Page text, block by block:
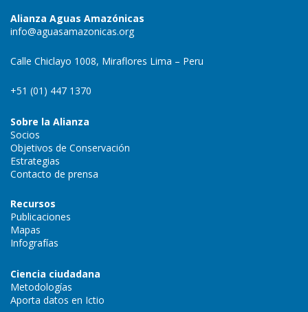
Alianza Aguas Amazónicas
info@aguasamazonicas.org
Calle Chiclayo 1008, Miraflores Lima – Peru
+51 (01) 447 1370
Sobre la Alianza
Socios
Objetivos de Conservación
Estrategias
Contacto de prensa
Recursos
Publicaciones
Mapas
Infografías
Ciencia ciudadana
Metodologías
Aporta datos en Ictio